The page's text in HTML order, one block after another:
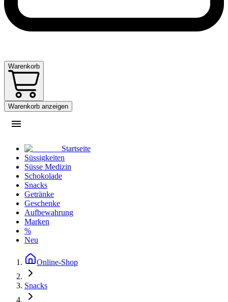
Warenkorb
Warenkorb anzeigen
Startseite
Süssigkeiten
Süsse Medizin
Schokolade
Snacks
Getränke
Geschenke
Aufbewahrung
Marken
%
Neu
Online-Shop
Snacks